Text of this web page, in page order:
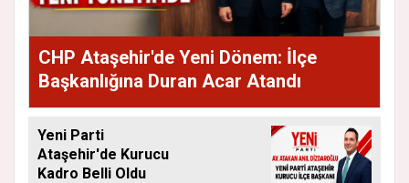
CHP Ataşehir'de Yeni Dönem: İlçe
Başkanlığına Duran Acar Atandı
Yeni Parti
Ataşehir'de Kurucu
Kadro Belli Oldu